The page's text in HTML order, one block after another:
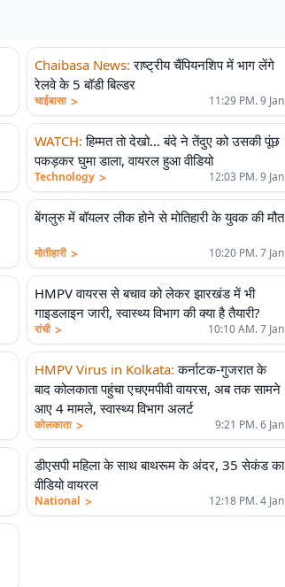
Chaibasa News: राष्ट्रीय चैंपियनशिप में भाग लेंगे
रेलवे के 5 बॉडी बिल्डर
चाईबासा > 11:29 PM. 9 Jan
WATCH: हिम्मत ताे देखो… बंदे ने तेंदुए को उसकी पूंछ
पकड़कर घुमा डाला, वायरल हुआ वीडियो
Technology > 12:03 PM. 9 Jan
बेंगलुरु में बॉयलर लीक होने से मोतिहारी के युवक की मौत
मोतीहारी > 10:20 PM. 7 Jan
HMPV वायरस से बचाव को लेकर झारखंड में भी
गाइडलाइन जारी, स्वास्थ्य विभाग की क्या है तैयारी?
रांची > 10:10 AM. 7 Jan
HMPV Virus in Kolkata: कर्नाटक-गुजरात के
बाद कोलकाता पहुंचा एचएमपीवी वायरस, अब तक सामने
आए 4 मामले, स्वास्थ्य विभाग अलर्ट
कोलकाता > 9:21 PM. 6 Jan
डीएसपी महिला के साथ बाथरूम के अंदर, 35 सेकंड का
वीडियो वायरल
National > 12:18 PM. 4 Jan